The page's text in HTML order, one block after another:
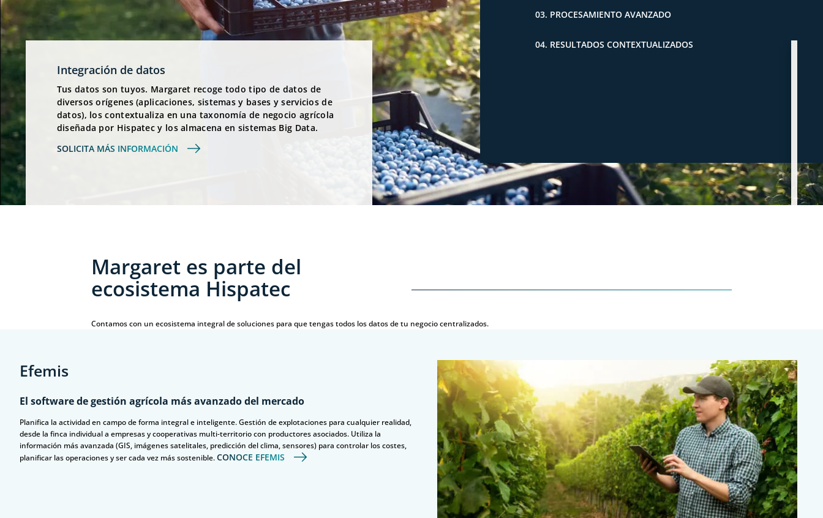
03. PROCESAMIENTO AVANZADO
04. RESULTADOS CONTEXTUALIZADOS
Integración de datos
Tus datos son tuyos. Margaret recoge todo tipo de datos de
diversos orígenes (aplicaciones, sistemas y bases y servicios de
datos), los contextualiza en una taxonomía de negocio agrícola
diseñada por Hispatec y los almacena en sistemas Big Data.
SOLICITA MÁS INFORMACIÓN
Margaret es parte del
ecosistema Hispatec
Contamos con un ecosistema integral de soluciones para que tengas todos los datos de tu negocio centralizados.
Efemis
El software de gestión agrícola más avanzado del mercado
Planifica la actividad en campo de forma integral e inteligente. Gestión de explotaciones para cualquier realidad,
desde la finca individual a empresas y cooperativas multi-territorio con productores asociados. Utiliza la
información más avanzada (GIS, imágenes satelitales, predicción del clima, sensores) para controlar los costes,
planificar las operaciones y ser cada vez más sostenible.CONOCE EFEMIS